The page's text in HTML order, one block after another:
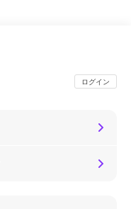
ログイン